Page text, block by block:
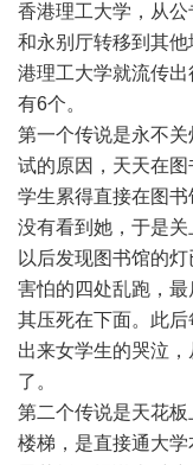
香港理工大学，从
和永别厅转移到其
港理工大学就流传
有6个。
第一个传说是永不
试的原因，天天在
学生累得直接在图
没有看到她，于是
以后发现图书馆的
害怕的四处乱跑，
其压死在下面。此
出来女学生的哭泣
了。
第二个传说是天花
楼梯，是直接通大